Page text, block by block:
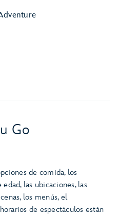
Go
de comida, los
las ubicaciones, las
los menús, el
de espectáculos están